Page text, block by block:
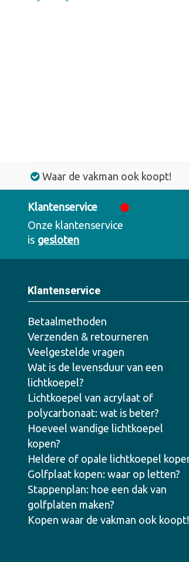
Waar de vakman ook koopt!
Klantenservice
Onze klantenservice
is gesloten
Klantenservice
Betaalmethoden
Verzenden & retourneren
Veelgestelde vragen
Wat is de levensduur van een
lichtkoepel?
Lichtkoepel van acrylaat of
polycarbonaat: wat is beter?
Hoeveel wandige lichtkoepel
kopen?
Heldere of opale lichtkoepel
Golfplaat kopen: waar op letten?
Stappenplan: hoe een dak van
golfplaten maken?
Kopen waar de vakman ook koopt!